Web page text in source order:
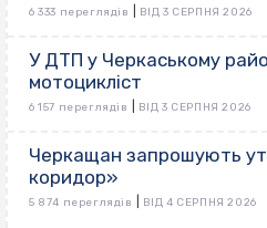
6 333 переглядів ВІД 3 СЕРПНЯ 2026
У ДТП у Черкаському
мотоцикліст
6 157 переглядів ВІД 3 СЕРПНЯ 2026
Черкащан запрошують
коридор»
5 874 переглядів ВІД 4 СЕРПНЯ 2026